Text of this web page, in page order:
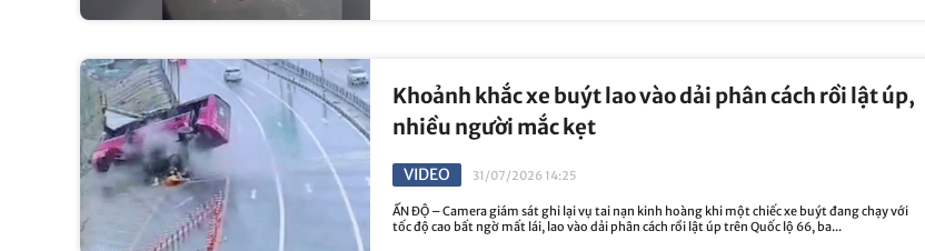
Khoảnh khắc xe buýt lao vào dải phân cách rồi lật úp,
nhiều người mắc kẹt
VIDEO 31/07/2026 14:25
ẤN ĐỘ – Camera giám sát ghi lại vụ tai nạn kinh hoàng khi một chiếc xe buýt đang chạy với
tốc độ cao bất ngờ mất lái, lao vào dải phân cách rồi lật úp trên Quốc lộ 66, ba...